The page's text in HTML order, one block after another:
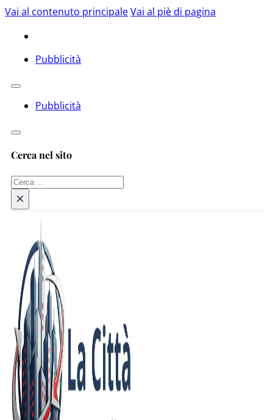
Vai al contenuto principaleVai al piè di pagina
Pubblicità
Pubblicità
Cerca nel sito
Cerca
×